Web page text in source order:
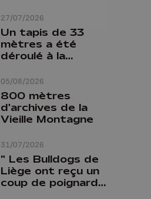
27/07/2026
province de Liège :
"Un citoyen qui
n'est formé ne
peut pas nous
aider"
05/08/2026
Un tapis de 33
mètres a été
déroulé à la
Liège
31/07/2026
800 mètres
d'archives de la
Vieille Montagne
" Les Bulldogs de
Liège ont reçu un
coup de poignard